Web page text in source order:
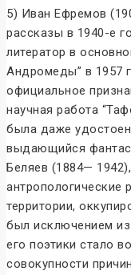
5) Иван Ефремов
рассказы в 1940-е
литератор в
Андромеды” в 1957
официальное
научная работа
была даже
выдающийся
Беляев (1884—
антропологические
территории,
был исключением
его поэтики стало
совокупности